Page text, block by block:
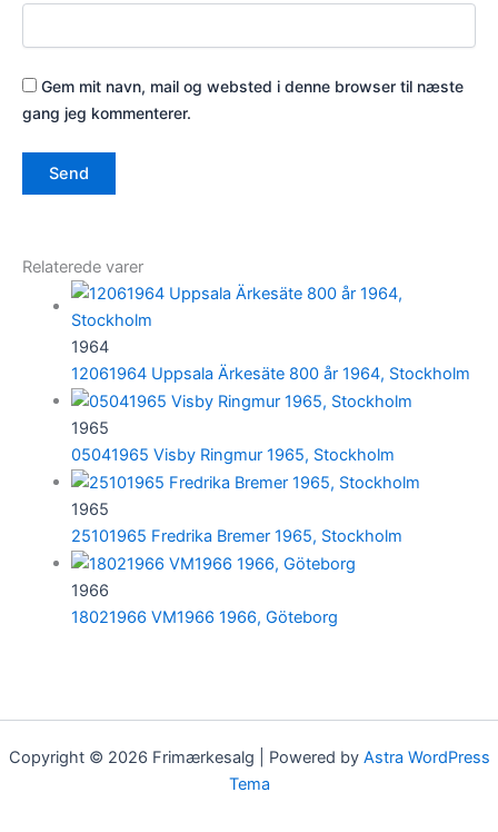
Gem mit navn, mail og websted i denne browser til næste
gang jeg kommenterer.
Relaterede varer
1964
12061964 Uppsala Ärkesäte 800 år 1964, Stockholm
1965
05041965 Visby Ringmur 1965, Stockholm
1965
25101965 Fredrika Bremer 1965, Stockholm
1966
18021966 VM1966 1966, Göteborg
Copyright © 2026 Frimærkesalg | Powered by Astra WordPress
Tema